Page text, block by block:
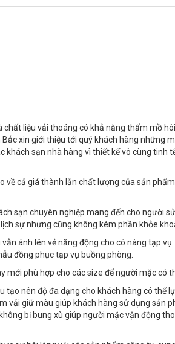
liệu vải thoáng có khả năng thấm mồ
xin giới thiệu tới quý khách hàng những
sạn nhà hàng vì thiết kế vô cùng tinh
về cả giá thành lẫn chất lượng của sản
sạn chuyên nghiệp mang đến cho người
sự nhưng cũng không kém phần khỏe
ánh lên vẻ năng động cho cô nàng tạp
đồng phục tạp vụ buồng phòng.
mới phù hợp cho các size để người mặc có
tạo nên độ đa dạng cho khách hàng có thể
vải giữ màu giúp khách hàng sử dụng sản
bị bung xù giúp người mặc vận động